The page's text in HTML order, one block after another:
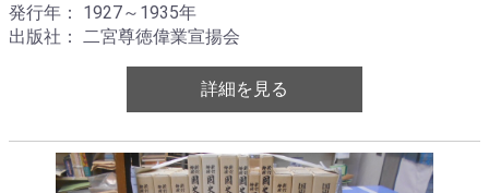
発行年： 1927～1935年
出版社： 二宮尊徳偉業宣揚会
詳細を見る